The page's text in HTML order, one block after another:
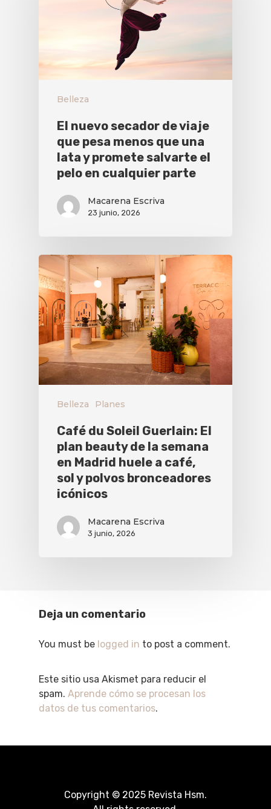
Belleza
El nuevo secador de viaje
que pesa menos que una
lata y promete salvarte el
pelo en cualquier parte
Macarena Escriva
23 junio, 2026
Belleza Planes
Café du Soleil Guerlain: El
plan beauty de la semana
en Madrid huele a café,
sol y polvos bronceadores
icónicos
Macarena Escriva
3 junio, 2026
Deja un comentario
You must be logged in to post a comment.
Este sitio usa Akismet para reducir el
spam. Aprende cómo se procesan los
datos de tus comentarios.
Copyright © 2025 Revista Hsm.